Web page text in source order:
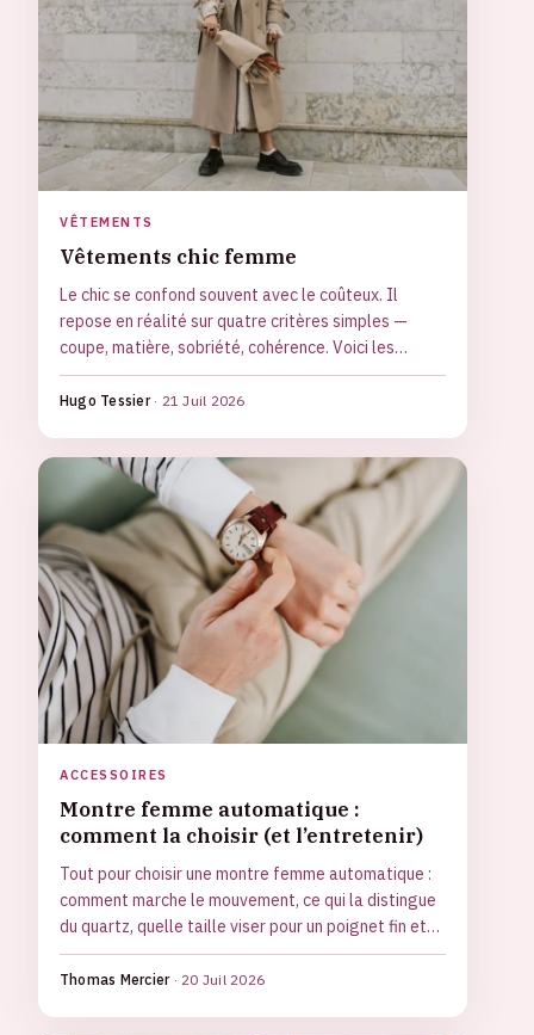
VÊTEMENTS
Vêtements chic femme
Le chic se confond souvent avec le coûteux. Il
repose en réalité sur quatre critères simples —
coupe, matière, sobriété, cohérence. Voici les
pièces qui structurent un vestiaire élégant et les
erreurs qui en cassent l'effet, à tout budget.
Hugo Tessier · 21 Juil 2026
ACCESSOIRES
Montre femme automatique :
comment la choisir (et l’entretenir)
Tout pour choisir une montre femme automatique :
comment marche le mouvement, ce qui la distingue
du quartz, quelle taille viser pour un poignet fin et
comment l'entretenir sans l'abîmer.
Thomas Mercier · 20 Juil 2026